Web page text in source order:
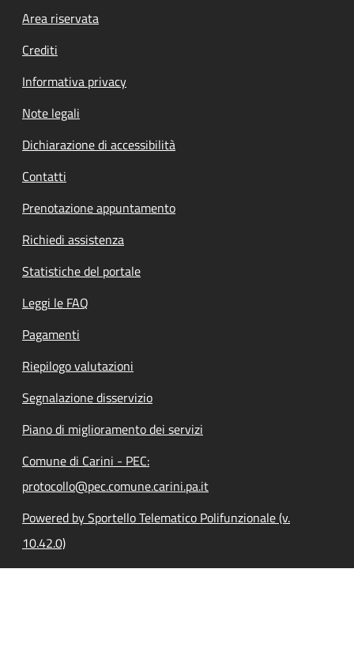
Footer menu
Area riservata
Crediti
Informativa privacy
Note legali
Dichiarazione di accessibilità
Contatti
Prenotazione appuntamento
Richiedi assistenza
Statistiche del portale
Leggi le FAQ
Pagamenti
Riepilogo valutazioni
Segnalazione disservizio
Piano di miglioramento dei servizi
Comune di Carini - PEC:
protocollo@pec.comune.carini.pa.it
Powered by Sportello Telematico Polifunzionale (v.
10.42.0)